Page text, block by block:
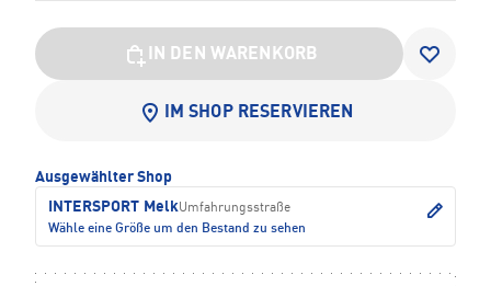
IN DEN WARENKORB
IM SHOP RESERVIEREN
Ausgewählter Shop
INTERSPORT MelkUmfahrungsstraße
Wähle eine Größe um den Bestand zu sehen